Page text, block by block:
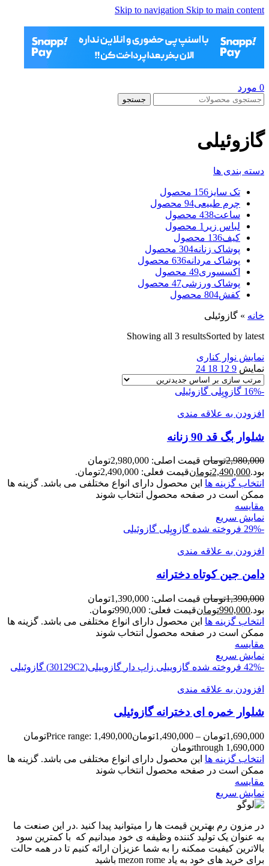
Skip to navigation Skip to main content
0 مورد
جستجو
گازوئیلی
دسته بندی ها
تک سایز 156 محصول
چرم طبیعی94 محصول
ساعت438 محصول
لباس زیر 1 محصول
کیف136 محصول
پوشاک زنانه304 محصول
پوشاک مردانه636 محصول
اکسسوری49 محصول
پوشاک ورزشی47 محصول
کفش804 محصول
خانه » گازوئیلی
Showing all 3 resultsSorted by latest
نمایش نوار کناری
نمایش 9
12
18
24
-16% گازوِیِلی گازوئیلی
افزودن به علاقه مندی
شلوار بگ قد 90 زنانه
2,980,000تومان
قیمت اصلی: 2,980,000تومان
بود.2,490,000تومانقیمت فعلی: 2,490,000تومان.
انتخاب گزینه ها این محصول دارای انواع مختلفی می باشد. گزینه ها
ممکن است در صفحه محصول انتخاب شوند
مقايسه
نمایش سریع
-29%
فروخته شده گازوِیِلی گازوئیلی
افزودن به علاقه مندی
دامن جین کوتاه دخترانه
1,390,000تومان
قیمت اصلی: 1,390,000تومان
بود.990,000تومانقیمت فعلی: 990,000تومان.
انتخاب گزینه ها این محصول دارای انواع مختلفی می باشد. گزینه ها
ممکن است در صفحه محصول انتخاب شوند
مقايسه
نمایش سریع
-42%
فروخته شده گازوییلی زاپ دار گازوییلی(30129C2) گازوئیلی
افزودن به علاقه مندی
شلوار خمره ای دخترانه گازوئیلی
1,690,000تومان –
1,490,000تومان
Price range: 1,490,000تومان
through 1,690,000تومان
انتخاب گزینه ها این محصول دارای انواع مختلفی می باشد. گزینه ها
ممکن است در صفحه محصول انتخاب شوند
مقايسه
نمایش سریع
در مزون رم بهترین قیمت ها را میتوانید پیدا کنید .در این صنعت ما
به عنوان یک تولید کننده وظیفه ی خود میدانیم که با کمترین سود
بالاترین کیفیت ممکنه را به شما عزیزان ارائه کنیم تا در همه حالت
برای خرید های خود به یاد mezon rome باشید